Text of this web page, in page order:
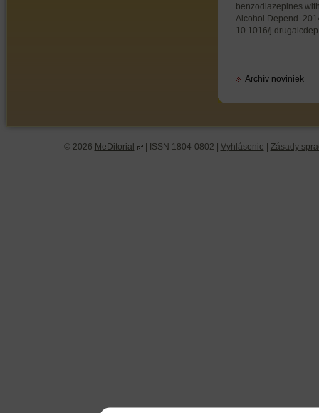
benzodiazepines
Alcohol Depend.
10.1016/
Archív noviniek
© 2026 MeDitorial | ISSN 1804-0802 | Vyhlásenie Zásady